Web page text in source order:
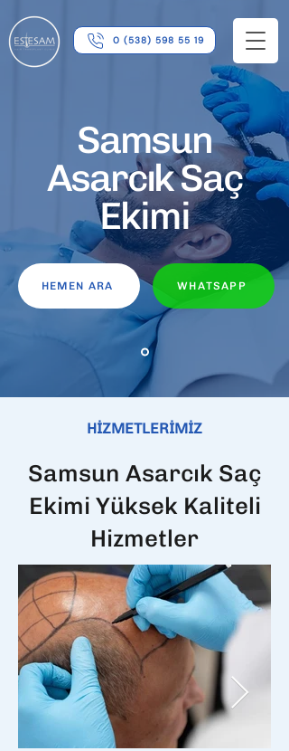
0 (538) 598 55 19
Samsun
Asarcık Saç
Ekimi
HEMEN ARA WHATSAPP
HİZMETLERİMİZ
Samsun Asarcık Saç
Ekimi Yüksek Kaliteli
Hizmetler